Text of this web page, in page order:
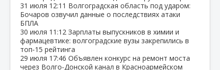
31 июля 12:11 Волгоградская область под ударом:
Бочаров озвучил данные о последствиях атаки
БПЛА
30 июля 11:12 Зарплаты выпускников в химии и
фармацевтике: волгоградские вузы закрепились в
топ‑15 рейтинга
29 июля 17:46 Объявлен конкурс на ремонт моста
через Волго‑Донской канал в Красноармейском